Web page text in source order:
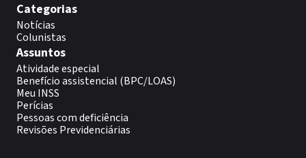
Categorias
Notícias
Colunistas
Assuntos
Atividade especial
Benefício assistencial (BPC/LOAS)
Meu INSS
Perícias
Pessoas com deficiência
Revisões Previdenciárias